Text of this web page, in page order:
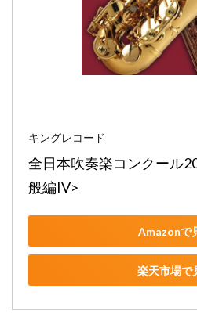
キングレコード
全日本吹奏楽コンクール
般編IV>
Amazonで
楽天市場で